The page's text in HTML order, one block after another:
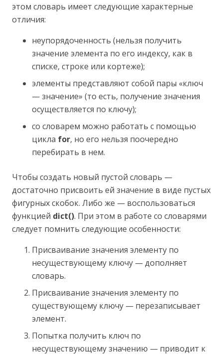
этом словарь имеет следующие характерные
отличия:
неупорядоченность (нельзя получить
значение элемента по его индексу, как в
списке, строке или кортеже);
элементы представляют собой пары «ключ
— значение» (то есть, получение значения
осуществляется по ключу);
со словарем можно работать с помощью
цикла for, но его нельзя поочередно
перебирать в нем.
Чтобы создать новый пустой словарь —
достаточно присвоить ей значение в виде пустых
фигурных скобок. Либо же — воспользоваться
функцией dict(). При этом в работе со словарями
следует помнить следующие особенности:
Присваивание значения элементу по
несуществующему ключу — дополняет
словарь.
Присваивание значения элементу по
существующему ключу — перезаписывает
элемент.
Попытка получить ключ по
несуществующему значению — приводит к